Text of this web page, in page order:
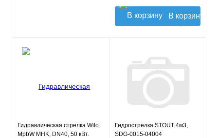
В корзину
Гидравлическая стрелка Wilo
MpbW MHK, DN40, 50 кВт.
Гидрострелка STOUT 4м3,
SDG-0015-04004